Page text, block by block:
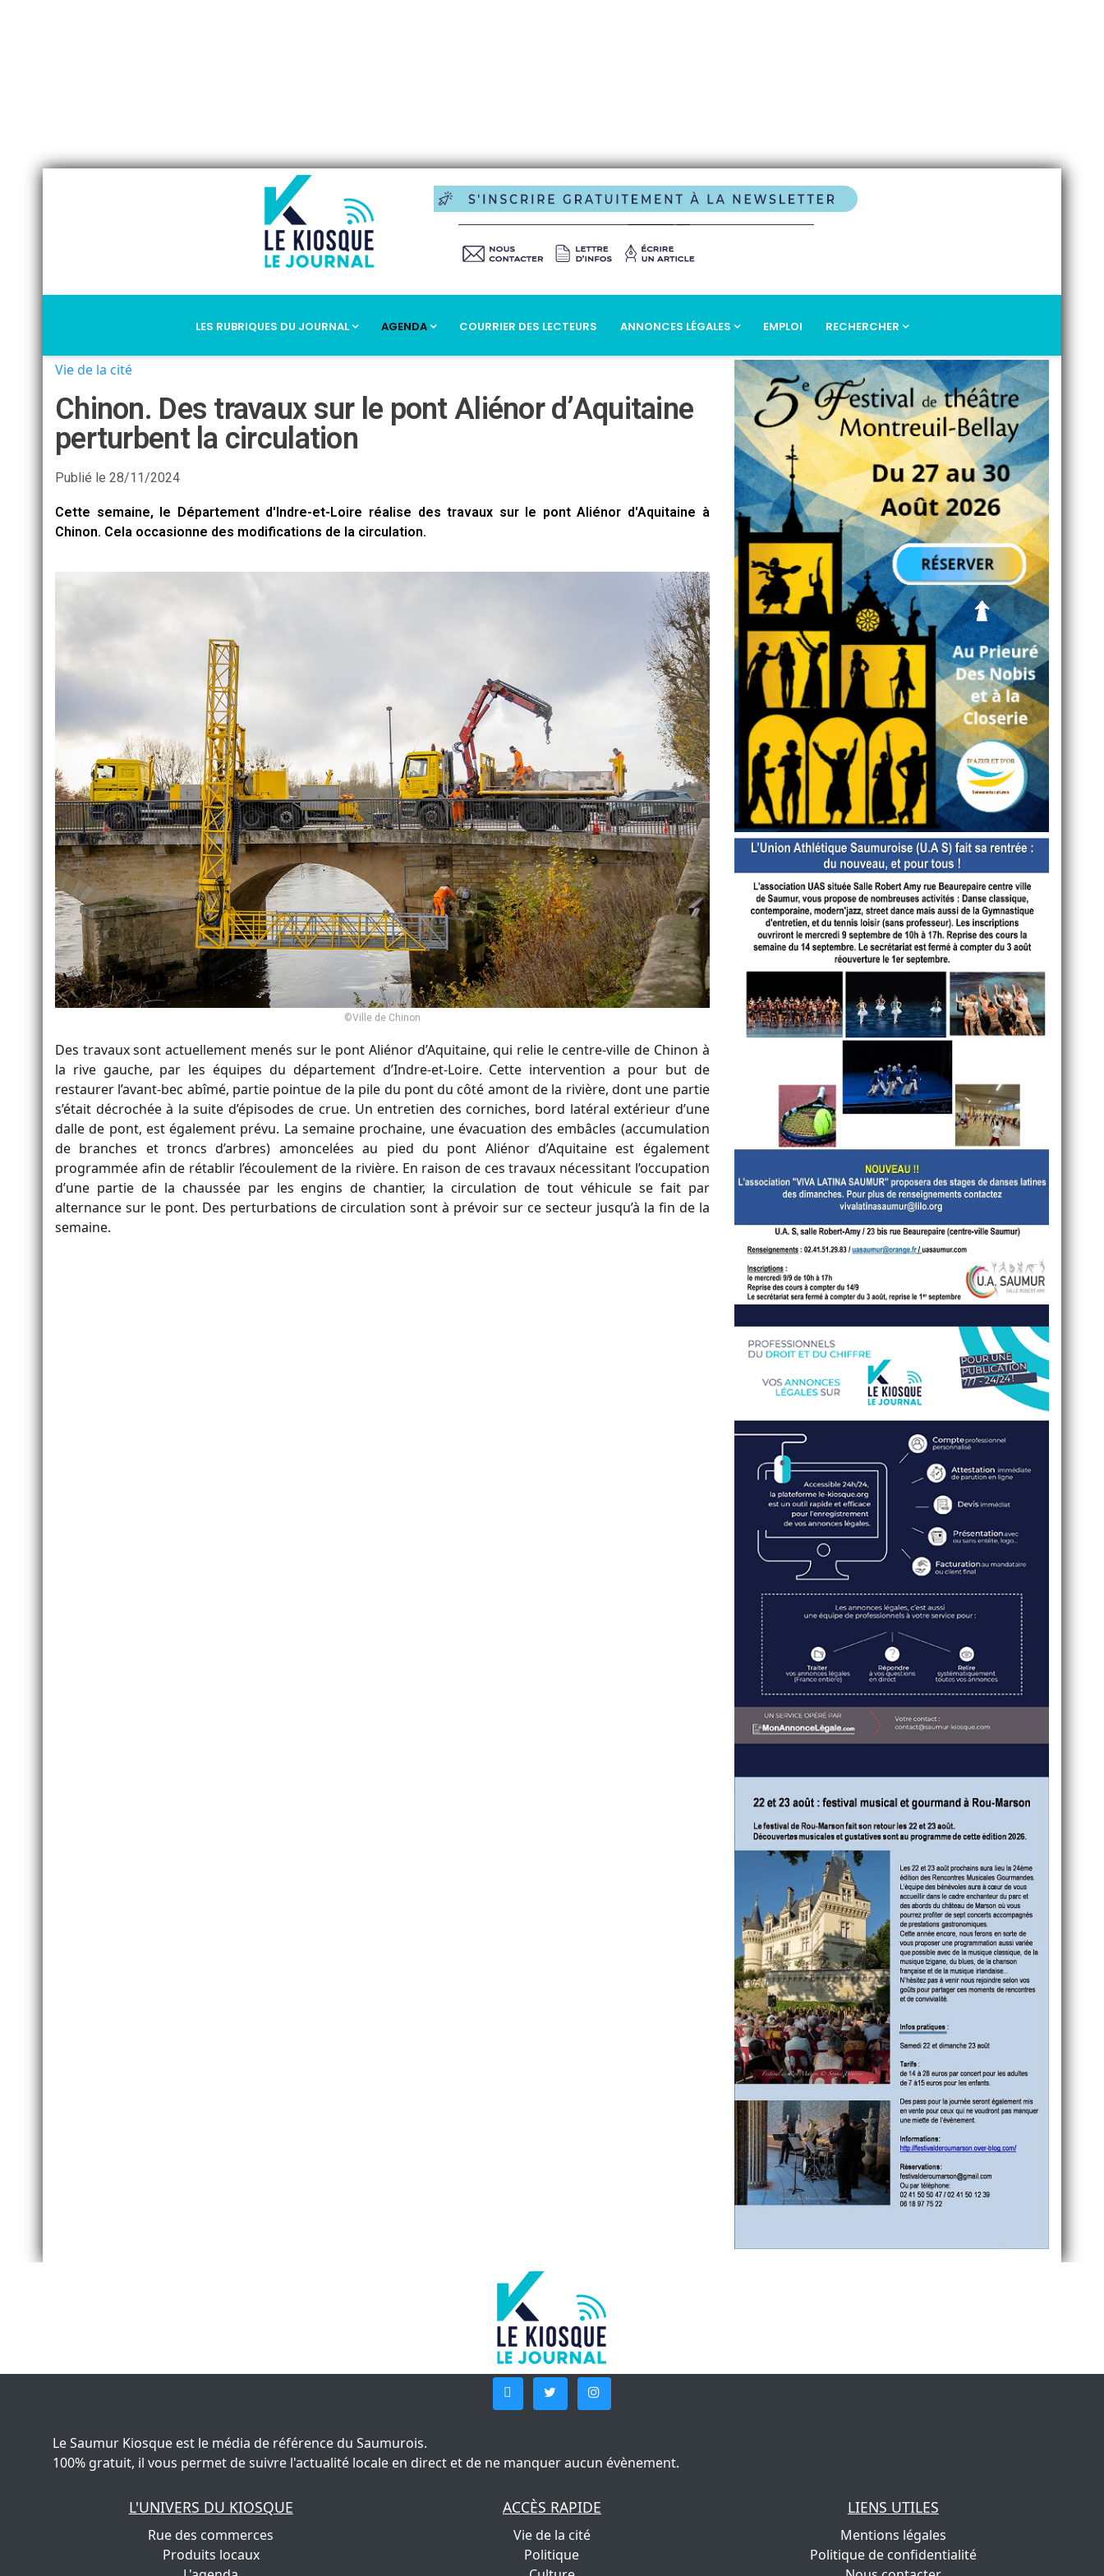
LES RUBRIQUES DU JOURNAL AGENDA COURRIER DES LECTEURS ANNONCES LÉGALES EMPLOI RECHERCHER
Vie de la cité
Chinon. Des travaux sur le pont Aliénor d’Aquitaine
perturbent la circulation
Publié le 28/11/2024
Cette semaine, le Département d'Indre-et-Loire réalise des travaux sur le pont Aliénor d'Aquitaine à
Chinon. Cela occasionne des modifications de la circulation.
©Ville de Chinon
Des travaux sont actuellement menés sur le pont Aliénor d’Aquitaine, qui relie le centre-ville de Chinon à
la rive gauche, par les équipes du département d’Indre-et-Loire. Cette intervention a pour but de
restaurer l’avant-bec abîmé, partie pointue de la pile du pont du côté amont de la rivière, dont une partie
s’était décrochée à la suite d’épisodes de crue. Un entretien des corniches, bord latéral extérieur d’une
dalle de pont, est également prévu. La semaine prochaine, une évacuation des embâcles (accumulation
de branches et troncs d’arbres) amoncelées au pied du pont Aliénor d’Aquitaine est également
programmée afin de rétablir l’écoulement de la rivière. En raison de ces travaux nécessitant l’occupation
d’une partie de la chaussée par les engins de chantier, la circulation de tout véhicule se fait par
alternance sur le pont. Des perturbations de circulation sont à prévoir sur ce secteur jusqu’à la fin de la
semaine.
Le Saumur Kiosque est le média de référence du Saumurois.
100% gratuit, il vous permet de suivre l'actualité locale en direct et de ne manquer aucun évènement.
L'UNIVERS DU KIOSQUE
Rue des commerces
Produits locaux
ACCÈS RAPIDE
Vie de la cité
Politique
LIENS UTILES
Mentions légales
Politique de confidentialité